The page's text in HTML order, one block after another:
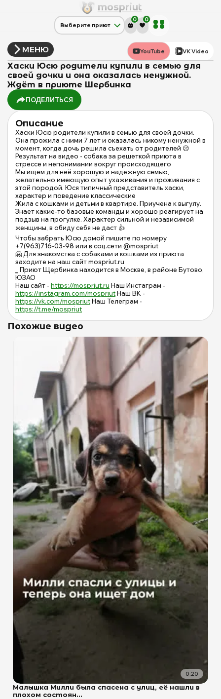
mospriut
Выберите приют
Щербинка
Дубовая Роща
0 0
МЕНЮ YouTube VK Video
Хаски Юсю родители купили в семью для
своей дочки и она оказалась ненужной.
Ждёт в приюте Шербинка
ПОДЕЛИТЬСЯ
Описание
Хаски Юсю родители купили в семью для своей дочки.
Она прожила с ними 7 лет и оказалась никому ненужной в
момент, когда дочь решила съехать от родителей 😥
Результат на видео - собака за решеткой приюта в
стрессе и непонимании вокруг происходящего
Мы ищем для неё хорошую и надежную семью,
желательно имеющую опыт ухаживания и проживания с
этой породой. Юся типичный представитель хаски,
характер и поведение классические
Жила с кошками и детьми в квартире. Приучена к выгулу.
Знает какие-то базовые команды и хорошо реагирует на
подзыв на прогулке. Характер сильной и независимой
женщины, в обиду себя не даст 👍
Чтобы забрать Юсю домой пишите по номеру
+7(963)716-03-98 или в соц.сети @mospriut
🤗 Для знакомства с собаками и кошками из приюта
заходите на наш сайт mospriut.ru
Приют Щербинка находится в Москве, в районе Бутово,
ЮЗАО
Наш сайт - https://mospriut.ru Наш Инстаграм -
https://instagram.com/mospriutНаш ВК -
https://vk.com/mospriutНаш Телеграм -
https://t.me/mospriut
Похожие видео
0:20
Малышка Милли была спасена с улиц, её нашли в
плохом состоян...